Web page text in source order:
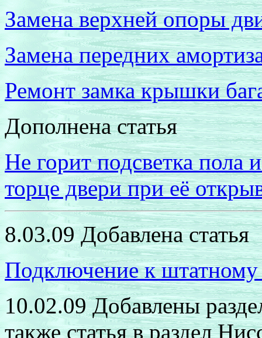
Замена верхней опоры
Замена передних
Ремонт замка крышки
Дополнена статья
Не горит подсветка пола
торце двери при её
8.03.09 Добавлена статья
Подключение к
10.02.09 Добавлены
такжестатьяв раздел